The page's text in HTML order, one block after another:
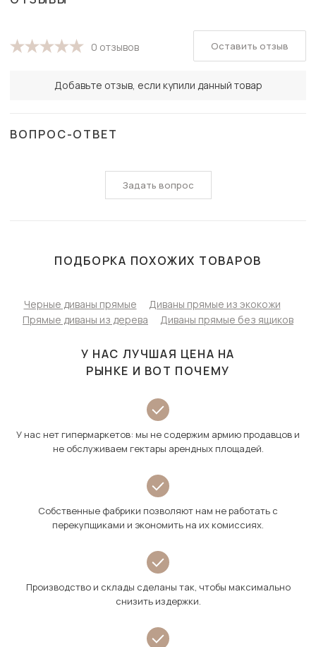
0 отзывов
Добавьте отзыв, если купили данный товар
Оставить отзыв
ВОПРОС-ОТВЕТ
Задать вопрос
ПОДБОРКА ПОХОЖИХ ТОВАРОВ
Черные диваны прямые
Диваны прямые из экокожи
Прямые диваны из дерева
Диваны прямые без ящиков
У НАС ЛУЧШАЯ ЦЕНА НА
РЫНКЕ И ВОТ ПОЧЕМУ
У нас нет гипермаркетов: мы не содержим армию продавцов и
не обслуживаем гектары арендных площадей.
Собственные фабрики позволяют нам не работать с
перекупщиками и экономить на их комиссиях.
Производство и склады сделаны так, чтобы максимально
снизить издержки.